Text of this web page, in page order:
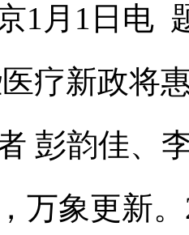
1月1日电
疗新政将
彭韵佳、
万象更新